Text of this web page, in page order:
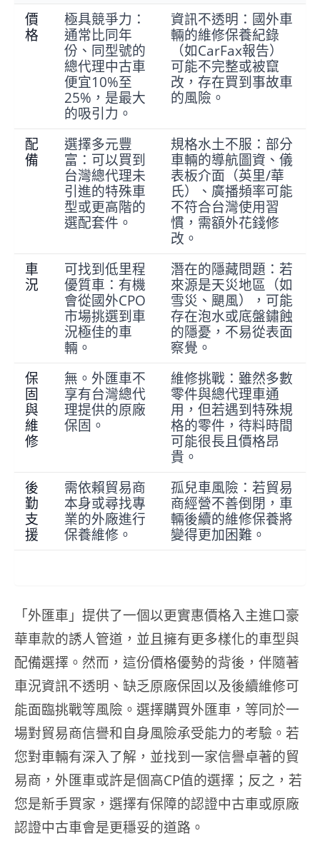
價
格
極具競爭力：
通常比同年
份、同型號的
總代理中古車
便宜10%至
25%，是最大
的吸引力。
資訊不透明：國外車
輛的維修保養紀錄
（如CarFax報告）
可能不完整或被竄
改，存在買到事故車
的風險。
配
備
選擇多元豐
富：可以買到
台灣總代理未
引進的特殊車
型或更高階的
選配套件。
規格水土不服：部分
車輛的導航圖資、儀
表板介面（英里/華
氏）、廣播頻率可能
不符合台灣使用習
慣，需額外花錢修
改。
車
況
可找到低里程
優質車：有機
會從國外CPO
市場挑選到車
況極佳的車
輛。
潛在的隱藏問題：若
來源是天災地區（如
雪災、颶風），可能
存在泡水或底盤鏽蝕
的隱憂，不易從表面
察覺。
保
固
與
維
修
無。外匯車不
享有台灣總代
理提供的原廠
保固。
維修挑戰：雖然多數
零件與總代理車通
用，但若遇到特殊規
格的零件，待料時間
可能很長且價格昂
貴。
後
勤
支
援
需依賴貿易商
本身或尋找專
業的外廠進行
保養維修。
孤兒車風險：若貿易
商經營不善倒閉，車
輛後續的維修保養將
變得更加困難。
「外匯車」提供了一個以更實惠價格入主進口豪
華車款的誘人管道，並且擁有更多樣化的車型與
配備選擇。然而，這份價格優勢的背後，伴隨著
車況資訊不透明、缺乏原廠保固以及後續維修可
能面臨挑戰等風險。選擇購買外匯車，等同於一
場對貿易商信譽和自身風險承受能力的考驗。若
您對車輛有深入了解，並找到一家信譽卓著的貿
易商，外匯車或許是個高CP值的選擇；反之，若
您是新手買家，選擇有保障的認證中古車或原廠
認證中古車會是更穩妥的道路。